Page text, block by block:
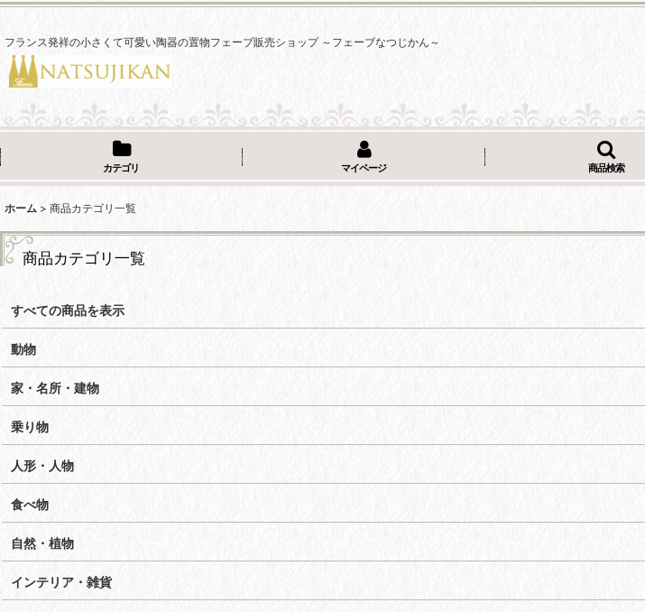
フランス発祥の小さくて可愛い陶器の置物フェーブ販売ショップ ～フェーブなつじかん～
カテゴリ マイページ 商品検索
ホーム > 商品カテゴリ一覧
商品カテゴリ一覧
すべての商品を表示
動物
家・名所・建物
乗り物
人形・人物
食べ物
自然・植物
インテリア・雑貨